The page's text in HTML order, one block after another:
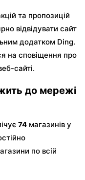
та пропозицій
відвідувати сайт
додатком Ding.
на сповіщення про
сайті.
до мережі
74 магазинів у
по всій